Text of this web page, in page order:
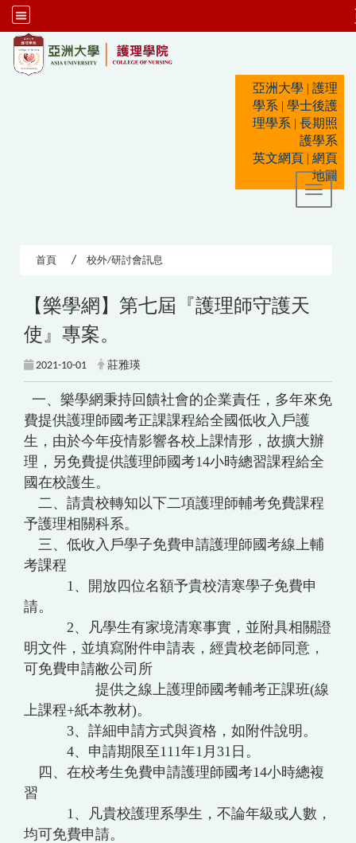
亞洲大學 | 護理
學系 | 學士後護
理學系 | 長期照
護學系
英文網頁 | 網頁
地圖
Toggle
首頁 校外/研討會訊息
【樂學網】第七屆『護理師守護天
使』專案。
2021-10-01 莊雅瑛
一、樂學網秉持回饋社會的企業責任，多年來免
費提供護理師國考正課課程給全國低收入戶護
生，由於今年疫情影響各校上課情形，故擴大辦
理，另免費提供護理師國考14小時總習課程給全
國在校護生。
二、請貴校轉知以下二項護理師輔考免費課程
予護理相關科系。
三、低收入戶學子免費申請護理師國考線上輔
考課程
1、開放四位名額予貴校清寒學子免費申
請。
2、凡學生有家境清寒事實，並附具相關證
明文件，並填寫附件申請表，經貴校老師同意，
可免費申請敝公司所
提供之線上護理師國考輔考正課班(線
上課程+紙本教材)。
3、詳細申請方式與資格，如附件說明。
4、申請期限至111年1月31日。
四、在校考生免費申請護理師國考14小時總複
習
1、凡貴校護理系學生，不論年級或人數，
均可免費申請。